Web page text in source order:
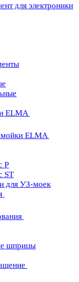
для электроники
ELMA
мойки ELMA
P
ST
для УЗ-моек
шприцы